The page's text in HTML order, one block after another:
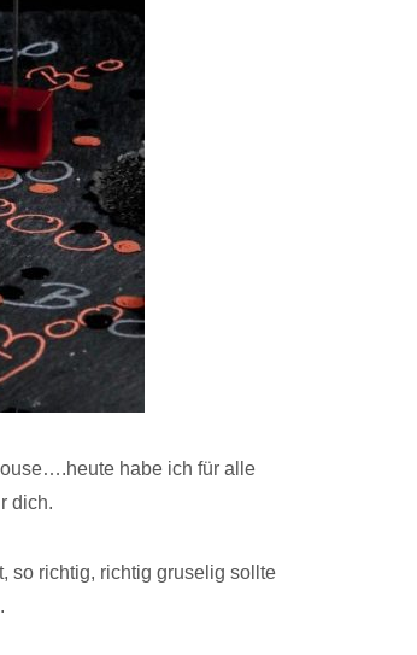
habe ich für alle
dich.
so richtig, richtig gruselig sollte